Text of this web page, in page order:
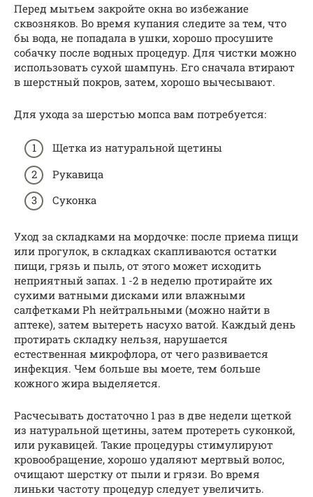
Перед мытьем закройте окна во избежание
сквозняков. Во время купания следите за тем, что
бы вода, не попадала в ушки, хорошо просушите
собачку после водных процедур. Для чистки можно
использовать сухой шампунь. Его сначала втирают
в шерстный покров, затем, хорошо вычесывают.
Для ухода за шерстью мопса вам потребуется:
Щетка из натуральной щетины
Рукавица
Суконка
Уход за складками на мордочке: после приема пищи
или прогулок, в складках скапливаются остатки
пищи, грязь и пыль, от этого может исходить
неприятный запах. 1 -2 в неделю протирайте их
сухими ватными дисками или влажными
салфетками Ph нейтральными (можно найти в
аптеке), затем вытереть насухо ватой. Каждый день
протирать складку нельзя, нарушается
естественная микрофлора, от чего развивается
инфекция. Чем больше вы моете, тем больше
кожного жира выделяется.
Расчесывать достаточно 1 раз в две недели щеткой
из натуральной щетины, затем протереть суконкой,
или рукавицей. Такие процедуры стимулируют
кровообращение, хорошо удаляют мертвый волос,
очищают шерстку от пыли и грязи. Во время
линьки частоту процедур следует увеличить.